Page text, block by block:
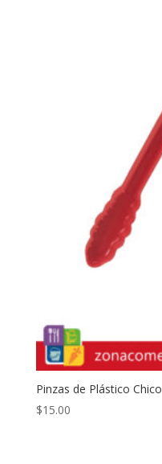
Pinzas de Plástico Chico
$15.00